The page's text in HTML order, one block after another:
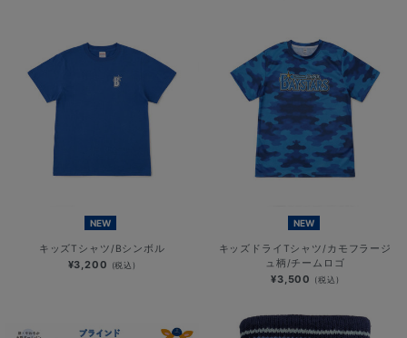
NEW
キッズTシャツ/Bシンボル
¥3,200 (税込)
NEW
キッズドライTシャツ/カモフラージ
ュ柄/チームロゴ
¥3,500 (税込)